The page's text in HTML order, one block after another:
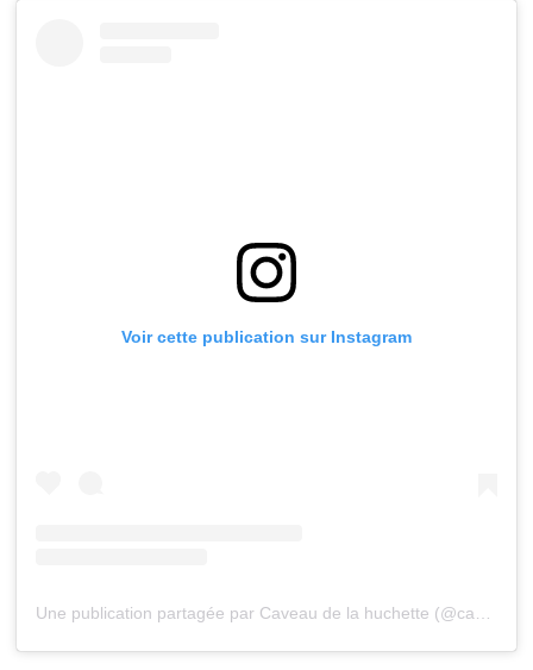
Voir cette publication sur Instagram